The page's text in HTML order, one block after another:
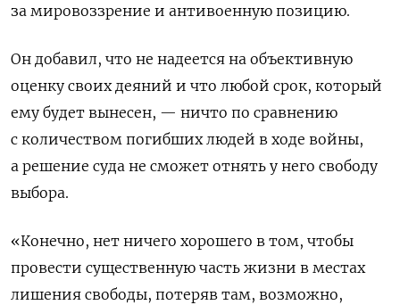
за мировоззрение и антивоенную позицию.
Он добавил, что не надеется на объективную
оценку своих деяний и что любой срок, который
ему будет вынесен, — ничто по сравнению
с количеством погибших людей в ходе войны,
а решение суда не сможет отнять у него свободу
выбора.
«Конечно, нет ничего хорошего в том, чтобы
провести существенную часть жизни в местах
лишения свободы, потеряв там, возможно,